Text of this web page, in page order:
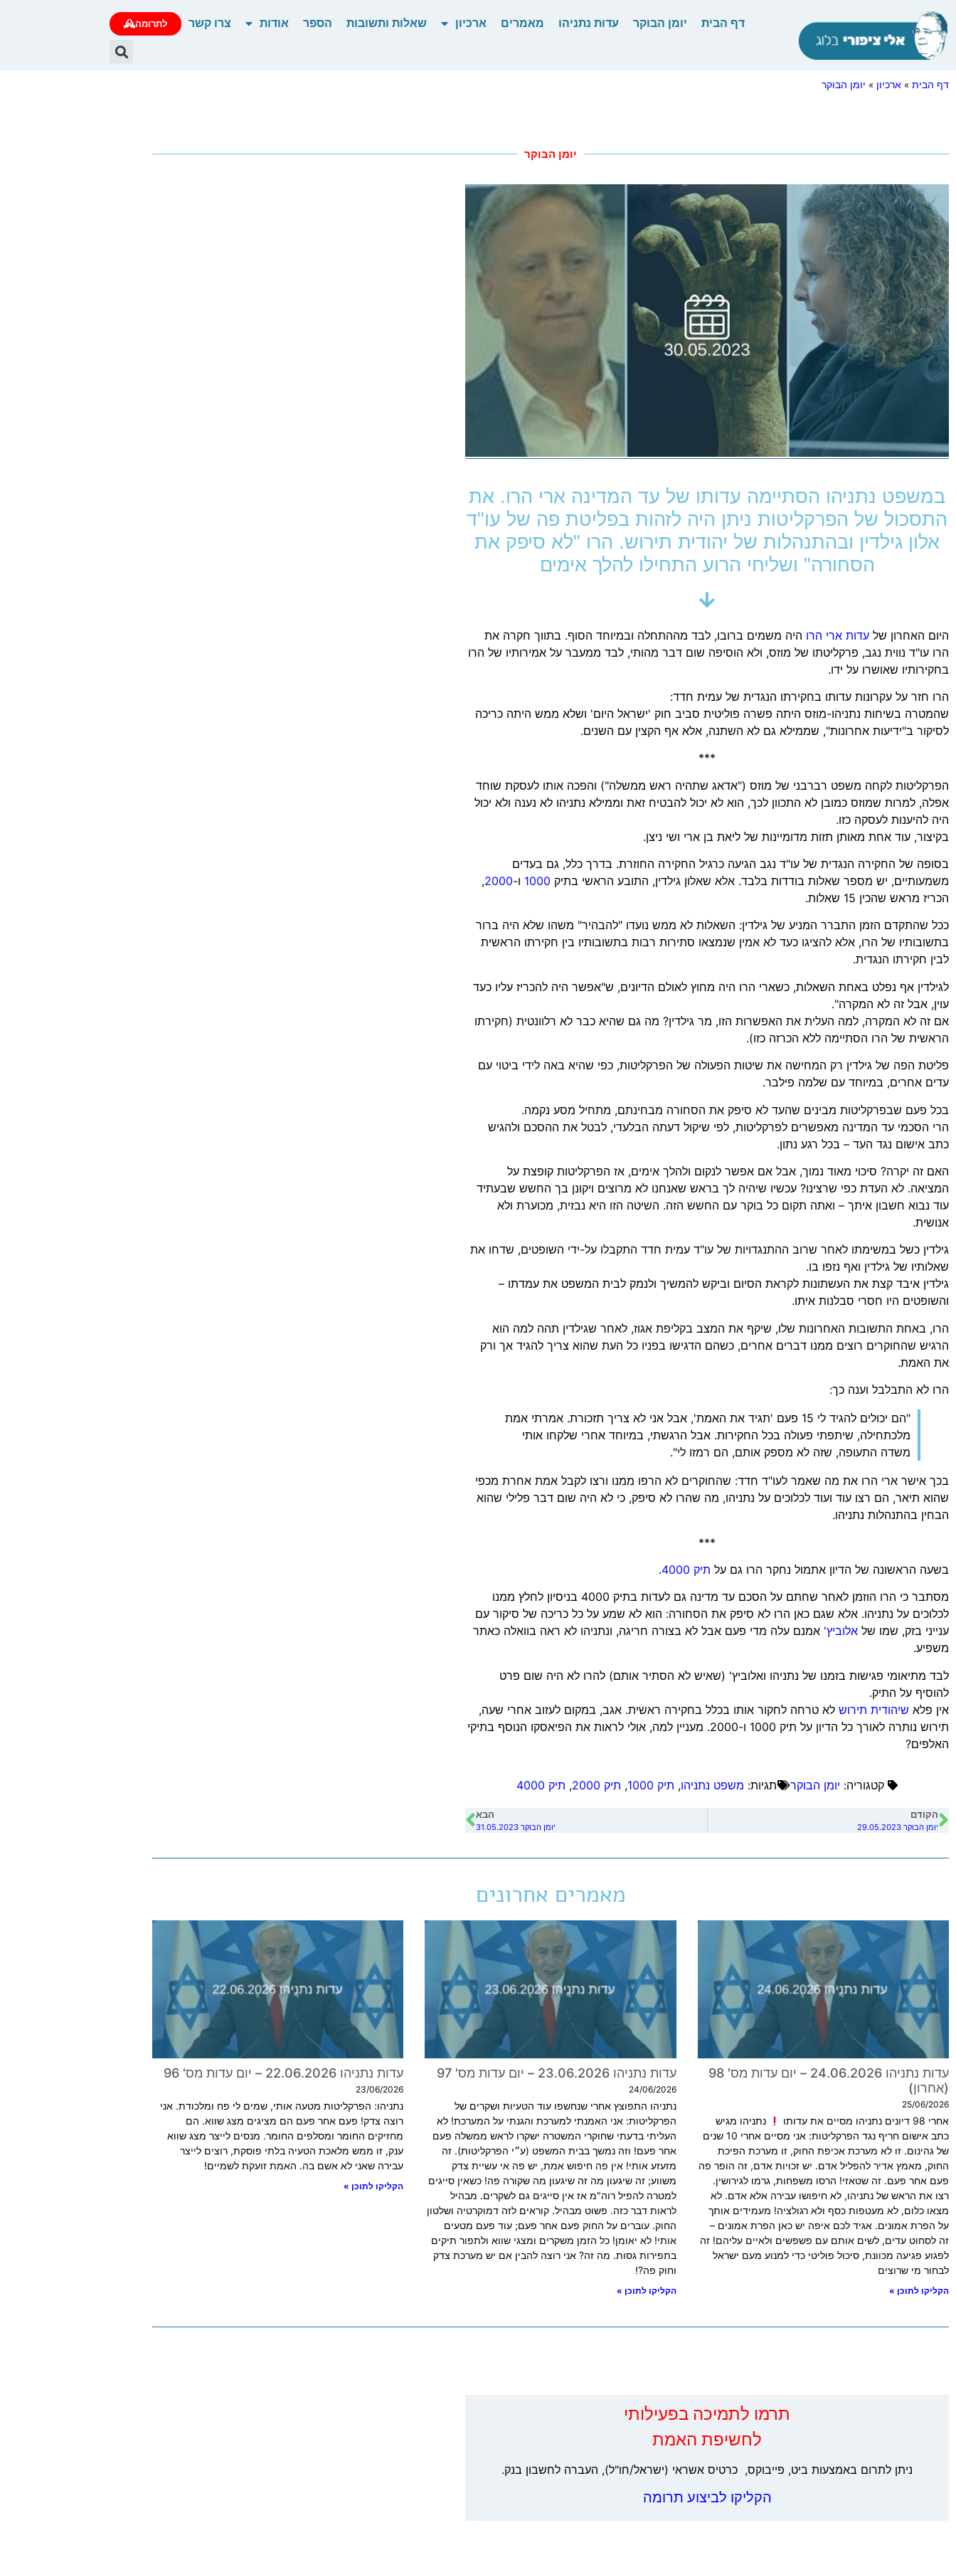
דף הבית יומן הבוקר עדות נתניהו מאמרים ארכיון שאלות ותשובות הספר אודות צרו קשר לתרומה
דף הבית » ארכיון » יומן הבוקר
יומן הבוקר
במשפט נתניהו הסתיימה עדותו של עד המדינה ארי הרו. את
התסכול של הפרקליטות ניתן היה לזהות בפליטת פה של עו"ד
אלון גילדין ובהתנהלות של יהודית תירוש. הרו "לא סיפק את
הסחורה" ושליחי הרוע התחילו להלך אימים
היום האחרון של עדות ארי הרו היה משמים ברובו, לבד מההתחלה ובמיוחד הסוף. בתווך חקרה את
הרו עו"ד נווית נגב, פרקליטתו של מוזס, ולא הוסיפה שום דבר מהותי, לבד ממעבר על אמירותיו של הרו
בחקירותיו שאושרו על ידו.
הרו חזר על עקרונות עדותו בחקירתו הנגדית של עמית חדד:
שהמטרה בשיחות נתניהו-מוזס היתה פשרה פוליטית סביב חוק 'ישראל היום' ושלא ממש היתה כריכה
לסיקור ב"ידיעות אחרונות", שממילא גם לא השתנה, אלא אף הקצין עם השנים.
***
הפרקליטות לקחה משפט רברבני של מוזס ("אדאג שתהיה ראש ממשלה") והפכה אותו לעסקת שוחד
אפלה, למרות שמוזס כמובן לא התכוון לכך, הוא לא יכול להבטיח זאת וממילא נתניהו לא נענה ולא יכול
היה להיענות לעסקה כזו.
בקיצור, עוד אחת מאותן תזות מדומיינות של ליאת בן ארי ושי ניצן.
בסופה של החקירה הנגדית של עו"ד נגב הגיעה כרגיל החקירה החוזרת. בדרך כלל, גם בעדים
משמעותיים, יש מספר שאלות בודדות בלבד. אלא שאלון גילדין, התובע הראשי בתיק 1000 ו-2000
,
הכריז מראש שהכין 15 שאלות.
ככל שהתקדם הזמן התברר המניע של גילדין: השאלות לא ממש נועדו "להבהיר" משהו שלא היה ברור
בתשובותיו של הרו, אלא להציגו כעד לא אמין שנמצאו סתירות רבות בתשובותיו בין חקירתו הראשית
לבין חקירתו הנגדית.
לגילדין אף נפלט באחת השאלות, כשארי הרו היה מחוץ לאולם הדיונים, ש"אפשר היה להכריז עליו כעד
עוין, אבל זה לא המקרה".
אם זה לא המקרה, למה העלית את האפשרות הזו, מר גילדין? מה גם שהיא כבר לא רלוונטית (חקירתו
הראשית של הרו הסתיימה ללא הכרזה כזו).
פליטת הפה של גילדין רק המחישה את שיטות הפעולה של הפרקליטות, כפי שהיא באה לידי ביטוי עם
עדים אחרים, במיוחד עם שלמה פילבר.
בכל פעם שבפרקליטות מבינים שהעד לא סיפק את הסחורה מבחינתם, מתחיל מסע נקמה.
הרי הסכמי עד המדינה מאפשרים לפרקליטות, לפי שיקול דעתה הבלעדי, לבטל את ההסכם ולהגיש
כתב אישום נגד העד – בכל רגע נתון.
האם זה יקרה? סיכוי מאוד נמוך, אבל אם אפשר לנקום ולהלך אימים, אז הפרקליטות קופצת על
המציאה. לא העדת כפי שרצינו? עכשיו שיהיה לך בראש שאנחנו לא מרוצים ויקונן בך החשש שבעתיד
עוד נבוא חשבון איתך – ואתה תקום כל בוקר עם החשש הזה. השיטה הזו היא נבזית, מכוערת ולא
אנושית.
גילדין כשל במשימתו לאחר שרוב ההתנגדויות של עו"ד עמית חדד התקבלו על-ידי השופטים, שדחו את
שאלותיו של גילדין ואף נזפו בו.
גילדין איבד קצת את העשתונות לקראת הסיום וביקש להמשיך ולנמק לבית המשפט את עמדתו –
והשופטים היו חסרי סבלנות איתו.
הרו, באחת התשובות האחרונות שלו, שיקף את המצב בקליפת אגוז, לאחר שגילדין תהה למה הוא
הרגיש שהחוקרים רוצים ממנו דברים אחרים, כשהם הדגישו בפניו כל העת שהוא צריך להגיד אך ורק
את האמת.
הרו לא התבלבל וענה כך:
"הם יכולים להגיד לי 15 פעם 'תגיד את האמת', אבל אני לא צריך תזכורת. אמרתי אמת
מלכתחילה, שיתפתי פעולה בכל החקירות. אבל הרגשתי, במיוחד אחרי שלקחו אותי
משדה התעופה, שזה לא מספק אותם, הם רמזו לי".
בכך אישר ארי הרו את מה שאמר לעו"ד חדד: שהחוקרים לא הרפו ממנו ורצו לקבל אמת אחרת מכפי
שהוא תיאר, הם רצו עוד ועוד לכלוכים על נתניהו, מה שהרו לא סיפק, כי לא היה שום דבר פלילי שהוא
הבחין בהתנהלות נתניהו.
***
בשעה הראשונה של הדיון אתמול נחקר הרו גם על תיק 4000
.
מסתבר כי הרו הוזמן לאחר שחתם על הסכם עד מדינה גם לעדות בתיק 4000 בניסיון לחלץ ממנו
לכלוכים על נתניהו. אלא שגם כאן הרו לא סיפק את הסחורה: הוא לא שמע על כל כריכה של סיקור עם
ענייני בזק, שמו של אלוביץ' אמנם עלה מדי פעם אבל לא בצורה חריגה, ונתניהו לא ראה בוואלה כאתר
משפיע.
לבד מתיאומי פגישות בזמנו של נתניהו ואלוביץ' (שאיש לא הסתיר אותם) להרו לא היה שום פרט
להוסיף על התיק.
אין פלא שיהודית תירוש לא טרחה לחקור אותו בכלל בחקירה ראשית. אגב, במקום לעזוב אחרי שעה,
תירוש נותרה לאורך כל הדיון על תיק 1000 ו-2000. מעניין למה, אולי לראות את הפיאסקו הנוסף בתיקי
האלפים?
קטגוריה: יומן הבוקר תגיות: משפט נתניהו, תיק 1000 , תיק 2000 , תיק 4000
הקודם
יומן הבוקר 29.05.2023
הבא
יומן הבוקר 31.05.2023
מאמרים אחרונים
עדות נתניהו 24.06.2026 – יום עדות מס' 98
(אחרון)
25/06/2026
אחרי 98 דיונים נתניהו מסיים את עדותו
נתניהו מגיש
כתב אישום חריף נגד הפרקליטות: אני מסיים אחרי 10 שנים
של גהינום. זו לא מערכת אכיפת החוק, זו מערכת הפיכת
החוק, מאמץ אדיר להפליל אדם. יש זכויות אדם, זה הופר פה
פעם אחר פעם. זה שטאזי! הרסו משפחות, גרמו לגירושין.
רצו את הראש של נתניהו, לא חיפושו עבירה אלא אדם. לא
מצאו כלום, לא מעטפות כסף ולא רגולציה! מעמידים אותך
על הפרת אמונים. אגיד לכם איפה יש כאן הפרת אמונים –
זה לסחוט עדים, לשים אותם עם פשפשים ולאיים עליהם! זה
לפגוע פגיעה מכוונת, סיכול פוליטי כדי למנוע מעם ישראל
לבחור מי שרוצים
הקליקו לתוכן »
עדות נתניהו 23.06.2026 – יום עדות מס' 97
24/06/2026
נתניהו התפוצץ אחרי שנחשפו עוד הטעיות ושקרים של
הפרקליטות: אני האמנתי למערכת והגנתי על המערכת! לא
העליתי בדעתי שחוקרי המשטרה ישקרו לראש ממשלה פעם
אחר פעם! וזה נמשך בבית המשפט (ע״י הפרקליטות). זה
מזעזע אותי! אין פה חיפוש אמת, יש פה אי עשיית צדק
משווע; זה שיגעון מה זה שיגעון מה שקורה פה! כשאין סייגים
למטרה להפיל רוה"מ אז אין סייגים גם לשקרים. מבהיל
לראות דבר כזה. פשוט מבהיל. קוראים לזה דמוקרטיה ושלטון
החוק. עוברים על החוק פעם אחר פעם; עוד פעם מטעים
אותי! לא יאומן! כל הזמן משקרים ומצגי שווא ולתפור תיקים
בתפירות גסות. מה זה? אני רוצה להבין אם יש מערכת צדק
וחוק פה?!
הקליקו לתוכן »
עדות נתניהו 22.06.2026 – יום עדות מס' 96
23/06/2026
נתניהו: הפרקליטות מטעה אותי, שמים לי פח ומלכודת. אני
רוצה צדק! פעם אחר פעם הם מציגים מצג שווא. הם
מחזיקים החומר ומסלפים החומר. מנסים לייצר מצג שווא
ענק, זו ממש מלאכת הטעיה בלתי פוסקת, רוצים לייצר
עבירה שאני לא אשם בה. האמת זועקת לשמיים!
הקליקו לתוכן »
‏תרמו לתמיכה בפעילותי
לחשיפת האמת
ניתן לתרום באמצעות ביט, פייבוקס, כרטיס אשראי (ישראל/חו"ל), העברה לחשבון בנק.
הקליקו לביצוע תרומה